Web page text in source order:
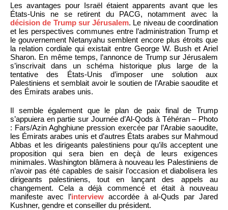
Les avantages pour Israël étaient apparents avant que les
États-Unis ne se retirent du PACG, notamment avec la
décision de Trump sur Jérusalem. Le niveau de coordination
et les perspectives communes entre l’administration Trump et
le gouvernement Netanyahu semblent encore plus étroits que
la relation cordiale qui existait entre George W. Bush et Ariel
Sharon. En même temps, l’annonce de Trump sur Jérusalem
s’inscrivait dans un schéma historique plus large de la
tentative des États-Unis d’imposer une solution aux
Palestiniens et semblait avoir le soutien de l’Arabie saoudite et
des Émirats arabes unis.
Il semble également que le plan de paix final de Trump
s’appuiera en partie sur Journée d’Al-Qods à Téhéran – Photo
: Fars/Azin Aghghiune pression exercée par l’Arabie saoudite,
les Émirats arabes unis et d’autres États arabes sur Mahmoud
Abbas et les dirigeants palestiniens pour qu’ils acceptent une
proposition qui sera bien en deçà de leurs exigences
minimales. Washington blâmera à nouveau les Palestiniens de
n’avoir pas été capables de saisir l’occasion et diabolisera les
dirigeants palestiniens, tout en lançant des appels au
changement. Cela a déjà commencé et était à nouveau
manifeste avec l’interview accordée à al-Quds par Jared
Kushner, gendre et conseiller du président.